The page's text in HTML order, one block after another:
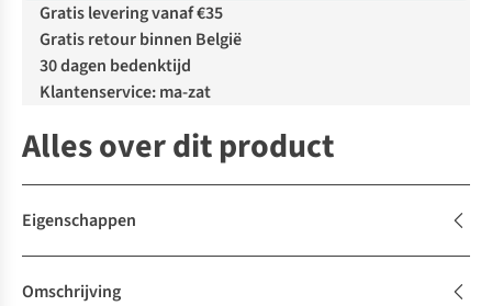
Gratis levering vanaf €35
Gratis retour binnen België
30 dagen bedenktijd
Klantenservice: ma-zat
Alles over dit product
Eigenschappen
Omschrijving